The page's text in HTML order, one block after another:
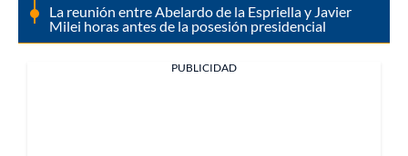
La reunión entre Abelardo de la Espriella y Javier
Milei horas antes de la posesión presidencial
PUBLICIDAD